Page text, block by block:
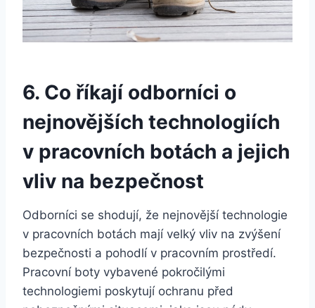
6. Co říkají ‍odborníci o
nejnovějších technologiích
v pracovních botách ​a jejich
vliv ⁣na bezpečnost
Odborníci se ⁢shodují, že⁣ nejnovější technologie
v pracovních botách mají velký vliv na zvýšení
bezpečnosti a pohodlí⁢ v pracovním ‍prostředí.
Pracovní⁢ boty⁢ vybavené ⁢pokročilými​
technologiemi poskytují ochranu před